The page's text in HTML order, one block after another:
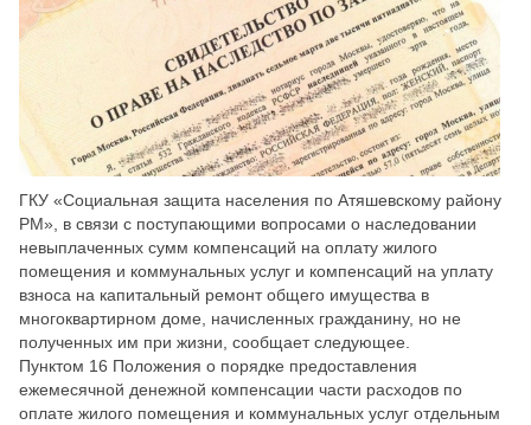
ГКУ «Социальная защита населения по Атяшевскому району
РМ», в связи с поступающими вопросами о наследовании
невыплаченных сумм компенсаций на оплату жилого
помещения и коммунальных услуг и компенсаций на уплату
взноса на капитальный ремонт общего имущества в
многоквартирном доме, начисленных гражданину, но не
полученных им при жизни, сообщает следующее.
Пунктом 16 Положения о порядке предоставления
ежемесячной денежной компенсации части расходов по
оплате жилого помещения и коммунальных услуг отдельным